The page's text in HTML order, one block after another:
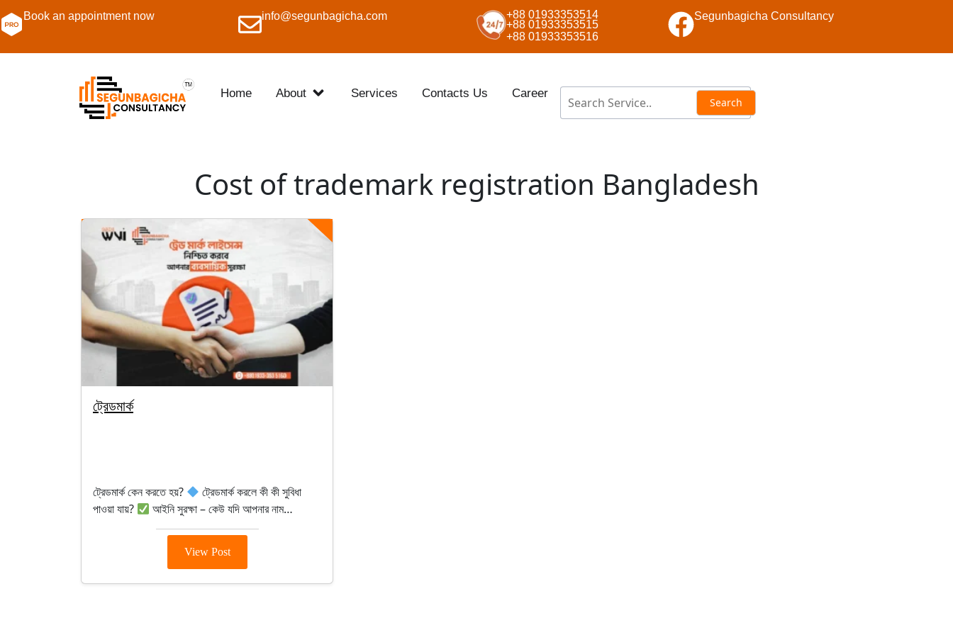
Book an appointment now info@segunbagicha.com
+88 01933353514
+88 01933353515
+88 01933353516
Segunbagicha Consultancy
Home About Services Contacts Us Career
Cost of trademark registration Bangladesh
ট্রেডমার্ক
ট্রেডমার্ক কেন করতে হয়?
ট্রেডমার্ক করলে কী কী সুবিধা
পাওয়া যায়?
আইনি সুরক্ষা – কেউ যদি আপনার নাম…
View Post